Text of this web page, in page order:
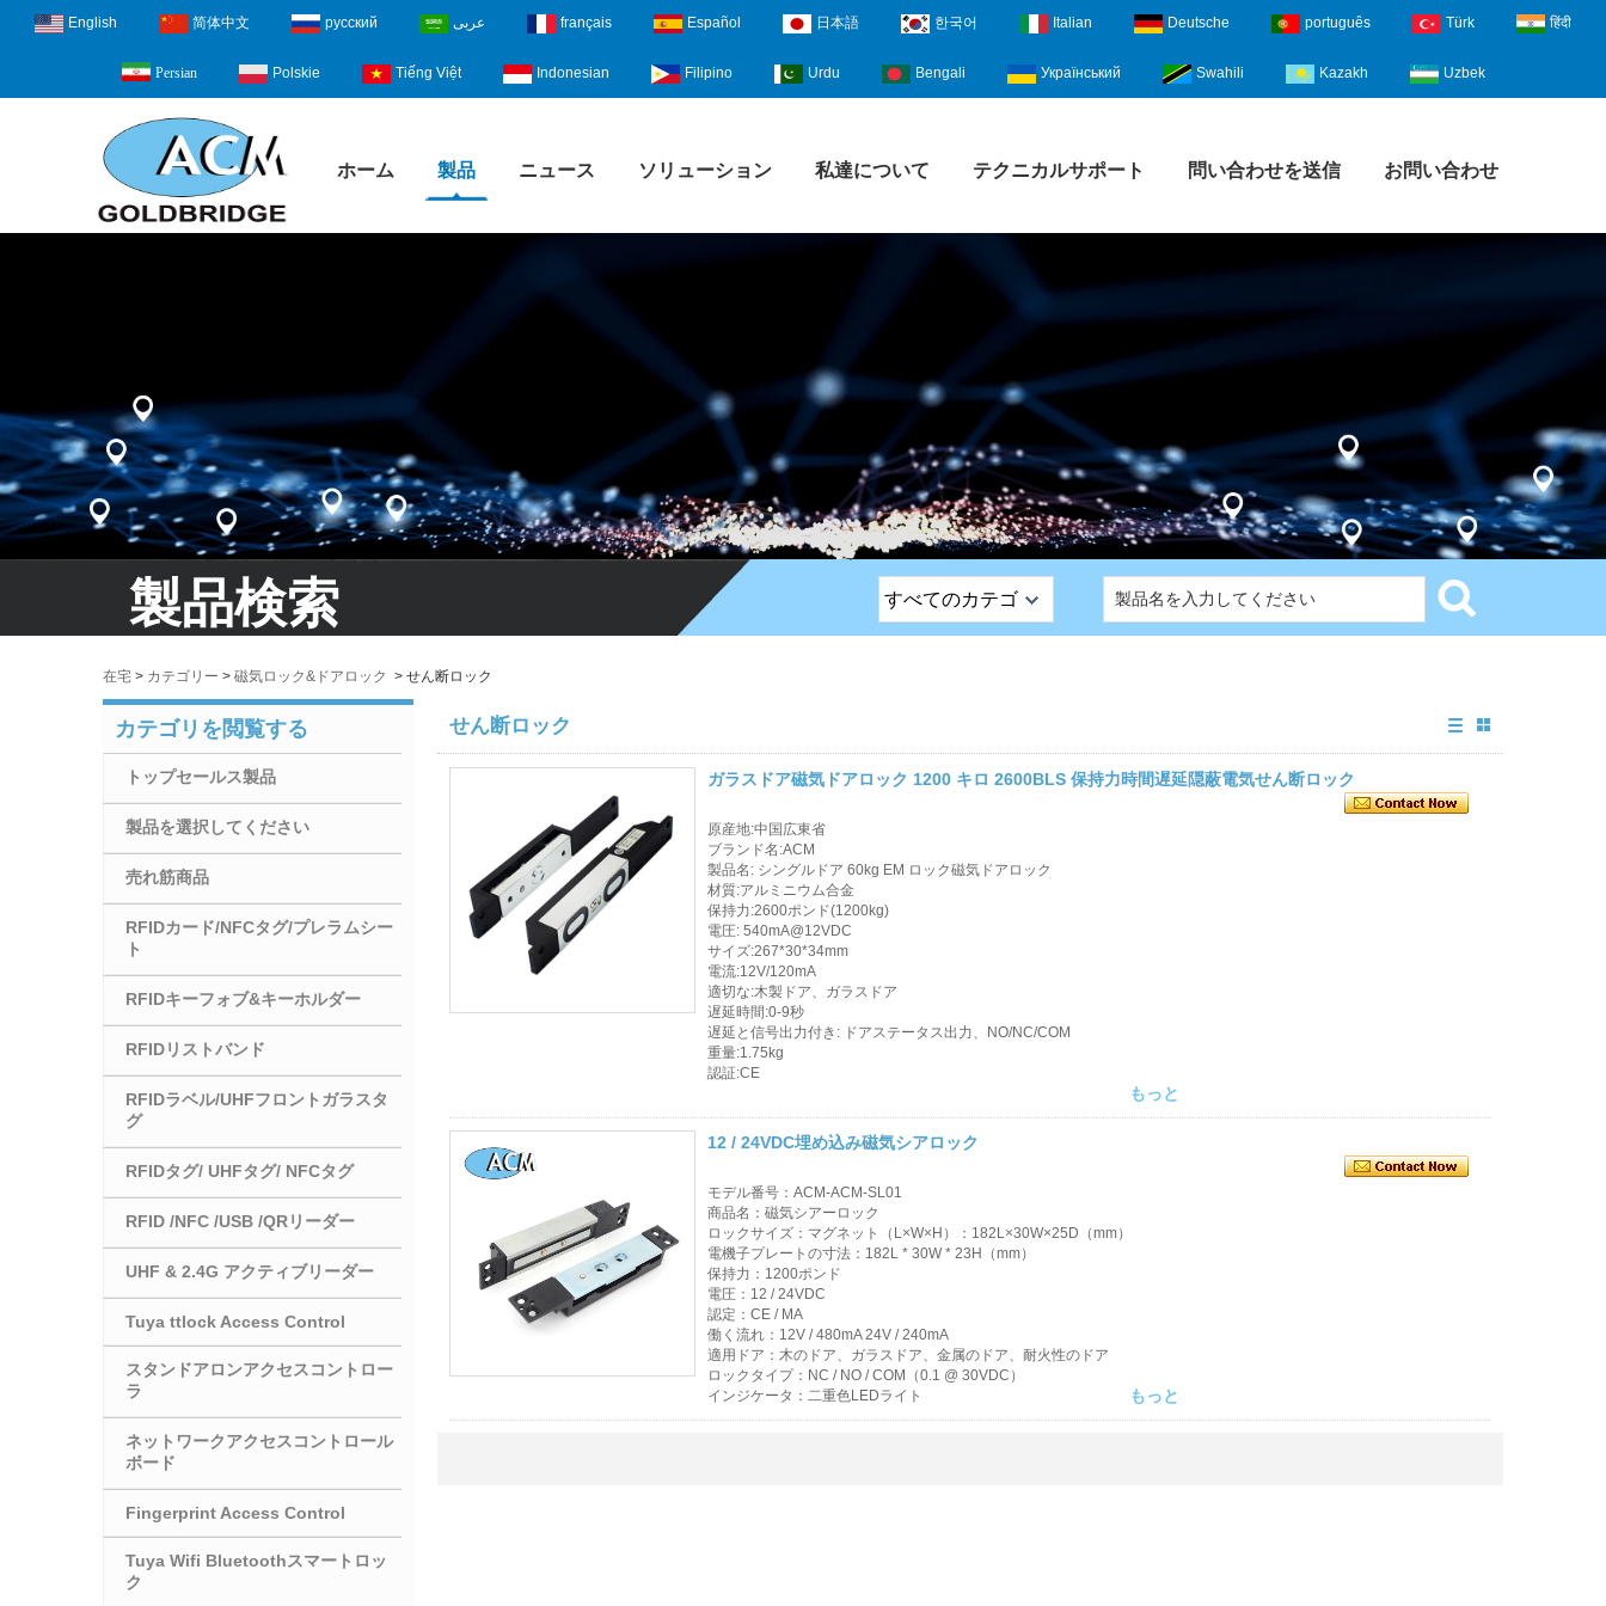
English 简体中文 русский عربى français Español 日本語 한국어 Italian Deutsche português Türk हिंदी
Persian Polskie Tiếng Việt Indonesian Filipino Urdu Bengali Український Swahili Kazakh Uzbek
ホーム 製品 ニュース ソリューション 私達について テクニカルサポート 問い合わせを送信 お問い合わせ
製品検索 すべてのカテゴ
ネットワークカメラ
サウナドアロック
アクセス制御カード
製品を選択してくだ
RFIDカード/NFCタ
グ/プレラムシート
在宅 > カテゴリー > 磁気ロック&ドアロック > せん断ロック
カテゴリを閲覧する
トップセールス製品
製品を選択してください
売れ筋商品
RFIDカード/NFCタグ/プレラムシー
ト
RFIDキーフォブ&キーホルダー
RFIDリストバンド
RFIDラベル/UHFフロントガラスタ
グ
RFIDタグ/ UHFタグ/ NFCタグ
RFID /NFC /USB /QRリーダー
UHF & 2.4G アクティブリーダー
Tuya ttlock Access Control
スタンドアロンアクセスコントロー
ラ
ネットワークアクセスコントロール
ボード
Fingerprint Access Control
Tuya Wifi Bluetoothスマートロッ
ク
せん断ロック
ガラスドア磁気ドアロック 1200 キロ 2600BLS 保持力時間遅延隠蔽電気せん断ロック
原産地:中国広東省
ブランド名:ACM
製品名: シングルドア 60kg EM ロック磁気ドアロック
材質:アルミニウム合金
保持力:2600ポンド(1200kg)
電圧: 540mA@12VDC
サイズ:267*30*34mm
電流:12V/120mA
適切な:木製ドア、ガラスドア
遅延時間:0-9秒
遅延と信号出力付き: ドアステータス出力、NO/NC/COM
重量:1.75kg
認証:CE
もっと
12 / 24VDC埋め込み磁気シアロック
モデル番号：ACM-ACM-SL01
商品名：磁気シアーロック
ロックサイズ：マグネット（L×W×H）：182L×30W×25D（mm）
電機子プレートの寸法：182L * 30W * 23H（mm）
保持力：1200ポンド
電圧：12 / 24VDC
認定：CE / MA
働く流れ：12V / 480mA 24V / 240mA
適用ドア：木のドア、ガラスドア、金属のドア、耐火性のドア
ロックタイプ：NC / NO / COM（0.1 @ 30VDC）
インジケータ：二重色LEDライト
もっと